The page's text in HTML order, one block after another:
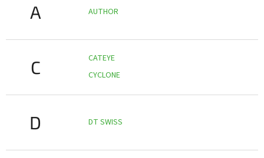
A AUTHOR
C
CATEYE
CYCLONE
D DT SWISS